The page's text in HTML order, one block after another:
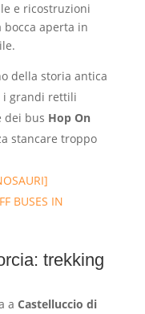
e ricostruzioni
aperta in
della storia antica
i grandi rettili
dei bus Hop On
stancare troppo
BUSES IN
trekking
a Castelluccio di